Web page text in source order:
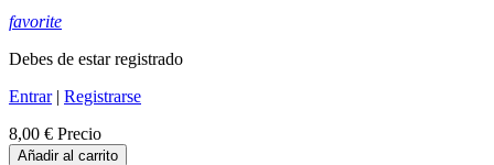
favorite
Debes de estar registrado
Entrar| Registrarse
8,00 € Precio
Añadir al carrito